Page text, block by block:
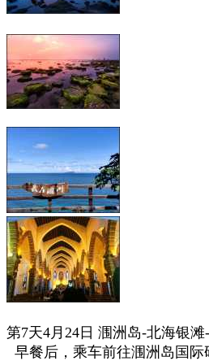
第7天4月24日 涠洲岛-北海银滩
早餐后，乘车前往涠洲岛国